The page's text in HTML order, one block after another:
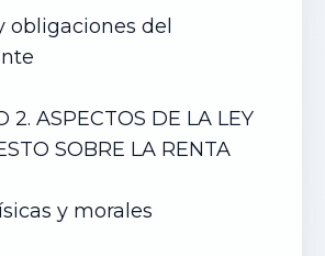
obligaciones del
2. ASPECTOS DE LA LEY
SOBRE LA RENTA
y morales